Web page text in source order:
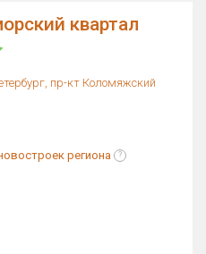
квартал
пр-кт Коломяжский
региона ?